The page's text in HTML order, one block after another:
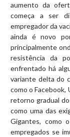
aumento da
começa a ser
empregador da
ainda é novo
principalmente
resistência da
enfrentado há
variante delta do
como o
retorno gradual
como uma das
Gigantes, como
empregados se